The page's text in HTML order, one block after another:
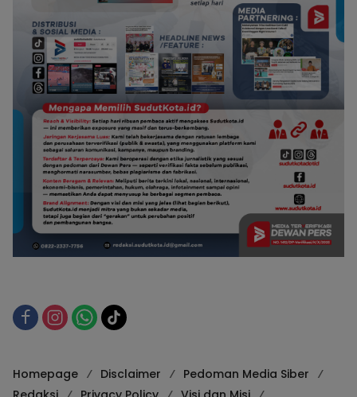
Homepage Disclaimer
Pedoman Media Siber